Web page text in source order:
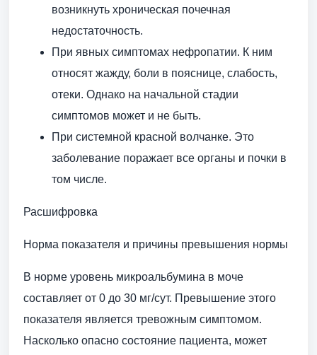
возникнуть хроническая почечная
недостаточность.
При явных симптомах нефропатии. К ним
относят жажду, боли в пояснице, слабость,
отеки. Однако на начальной стадии
симптомов может и не быть.
При системной красной волчанке. Это
заболевание поражает все органы и почки в
том числе.
Расшифровка
Норма показателя и причины превышения нормы
В норме уровень микроальбумина в моче
составляет от 0 до 30 мг/сут. Превышение этого
показателя является тревожным симптомом.
Насколько опасно состояние пациента, может